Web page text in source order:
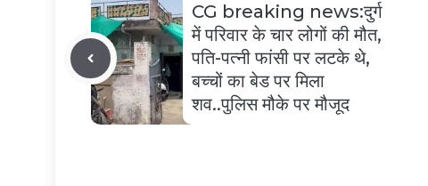
CG breaking news:दुर्ग
में परिवार के चार लोगों की मौत,
पति-पत्नी फांसी पर लटके थे,
बच्चों का बेड पर मिला
शव..पुलिस मौके पर मौजूद